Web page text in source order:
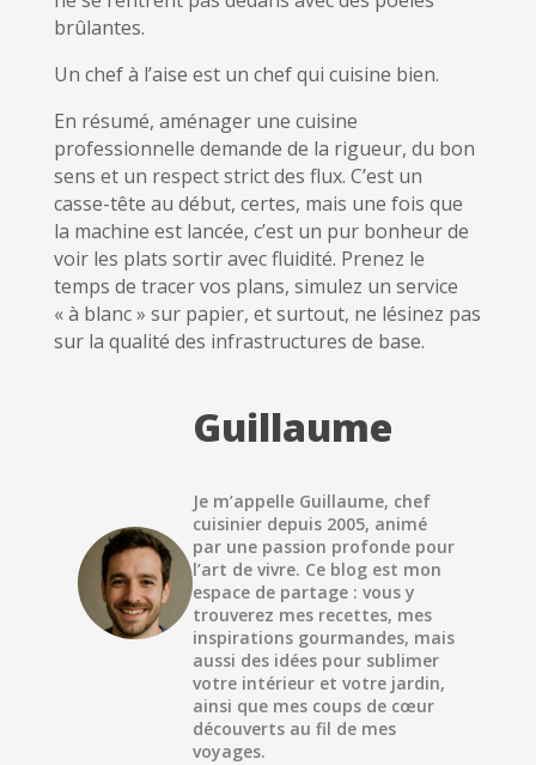
brûlantes.
Un chef à l’aise est un chef qui cuisine bien.
En résumé, aménager une cuisine
professionnelle demande de la rigueur, du bon
sens et un respect strict des flux. C’est un
casse-tête au début, certes, mais une fois que
la machine est lancée, c’est un pur bonheur de
voir les plats sortir avec fluidité. Prenez le
temps de tracer vos plans, simulez un service
« à blanc » sur papier, et surtout, ne lésinez pas
sur la qualité des infrastructures de base.
Guillaume
Je m’appelle Guillaume, chef
cuisinier depuis 2005, animé
par une passion profonde pour
l’art de vivre. Ce blog est mon
espace de partage : vous y
trouverez mes recettes, mes
inspirations gourmandes, mais
aussi des idées pour sublimer
votre intérieur et votre jardin,
ainsi que mes coups de cœur
découverts au fil de mes
voyages.